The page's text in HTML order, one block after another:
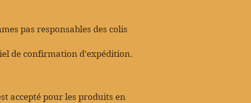
pas responsables des colis
de confirmation d'expédition.
accepté pour les produits en